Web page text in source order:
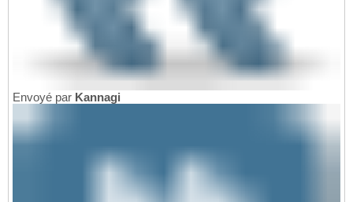
Envoyé par Kannagi